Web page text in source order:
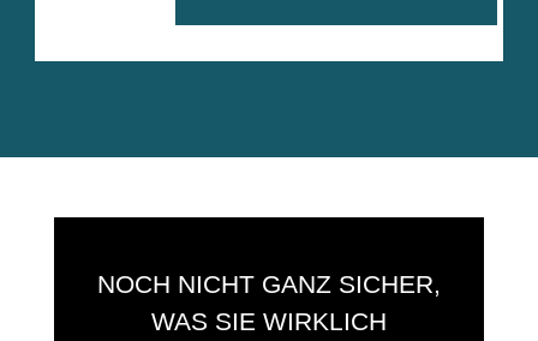
NOCH NICHT GANZ SICHER,
WAS SIE WIRKLICH